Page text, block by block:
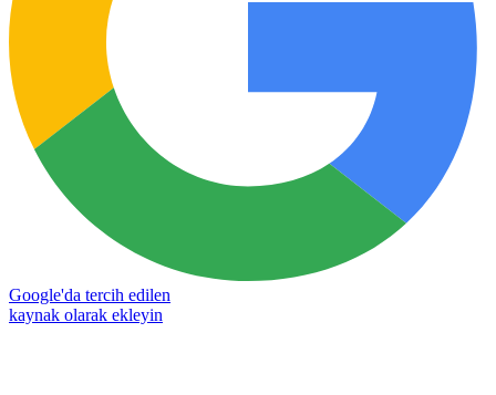
Google'da tercih edilen
kaynak olarak ekleyin